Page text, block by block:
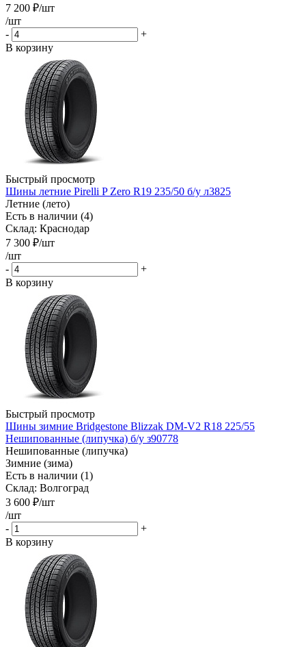
7 200 ₽/шт
/шт
-
+
В корзину
Быстрый просмотр
Шины летние Pirelli P Zero R19 235/50 б/у л3825
Летние (лето)
Есть в наличии (4)
Склад: Краснодар
7 300 ₽/шт
/шт
-
+
В корзину
Быстрый просмотр
Шины зимние Bridgestone Blizzak DM-V2 R18 225/55
Нешипованные (липучка) б/у з90778
Нешипованные (липучка)
Зимние (зима)
Есть в наличии (1)
Склад: Волгоград
3 600 ₽/шт
/шт
-
+
В корзину